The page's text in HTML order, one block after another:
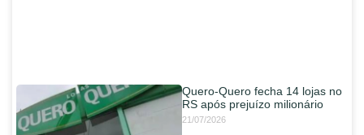
Quero-Quero fecha 14 lojas no
RS após prejuízo milionário
21/07/2026